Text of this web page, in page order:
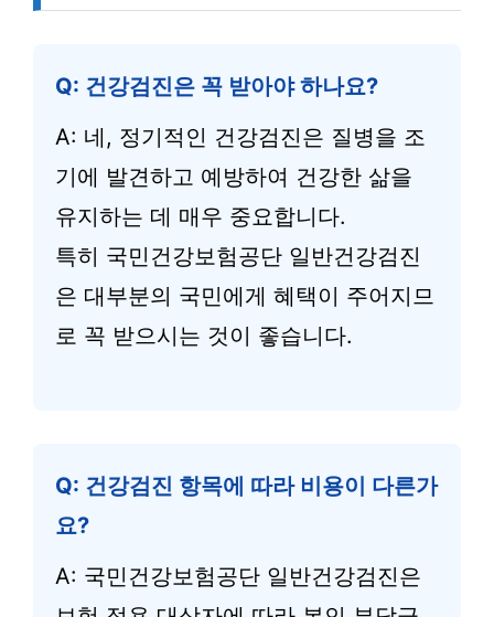
Q: 건강검진은 꼭 받아야 하나요?
A: 네, 정기적인 건강검진은 질병을 조
기에 발견하고 예방하여 건강한 삶을
유지하는 데 매우 중요합니다.
특히 국민건강보험공단 일반건강검진
은 대부분의 국민에게 혜택이 주어지므
로 꼭 받으시는 것이 좋습니다.
Q: 건강검진 항목에 따라 비용이 다른가
요?
A: 국민건강보험공단 일반건강검진은